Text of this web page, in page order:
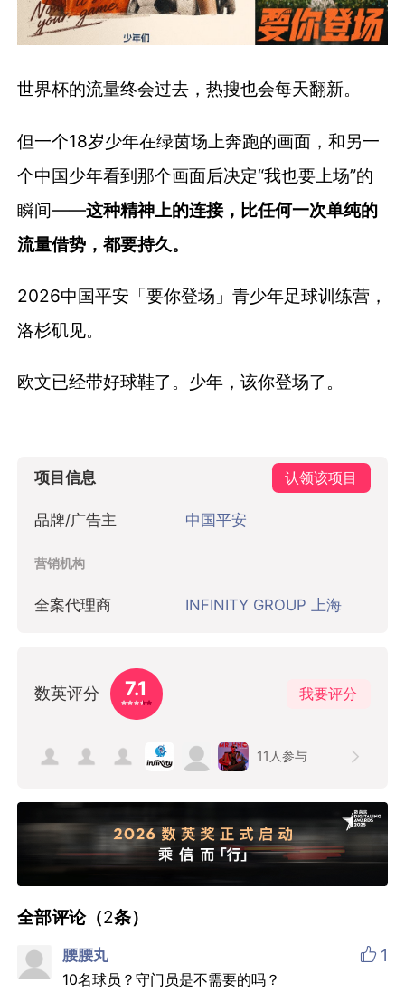
世界杯的流量终会过去，热搜也会每天翻新。
但一个18岁少年在绿茵场上奔跑的画面，和另一
个中国少年看到那个画面后决定“我也要上场”的
瞬间——这种精神上的连接，比任何一次单纯的
流量借势，都要持久。
2026中国平安「要你登场」青少年足球训练营，
洛杉矶见。
欧文已经带好球鞋了。少年，该你登场了。
项目信息 认领该项目
品牌/广告主 中国平安
营销机构
全案代理商 INFINITY GROUP 上海
数英评分 7.1 我要评分
11 人参与
全部评论（2条）
腰腰丸  1
10名球员？守门员是不需要的吗？